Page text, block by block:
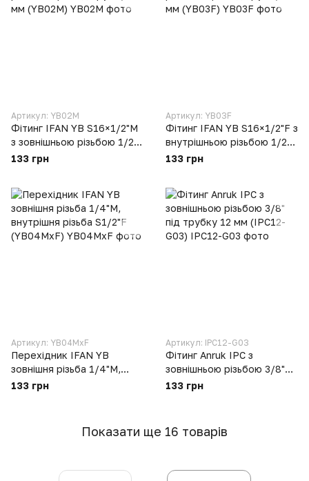
Артикул: YB02M
Фітинг IFAN YB S16×1/2"M
з зовнішньою різьбою 1/2"
під трубку 16 мм (YB02M)
133 грн
Артикул: YB03F
Фітинг IFAN YB S16×1/2"F з
внутрішньою різьбою 1/2"
під трубку 16 мм (YB03F)
133 грн
Артикул: YB04MxF
Перехідник IFAN YB
зовнішня різьба 1/4"M,
внутрішня різьба S1/2"F
133 грн
Артикул: IPC12-G03
Фітинг Anruk IPC з
зовнішньою різьбою 3/8"
під трубку 12 мм (IPC12-
133 грн
Показати ще 16 товарів